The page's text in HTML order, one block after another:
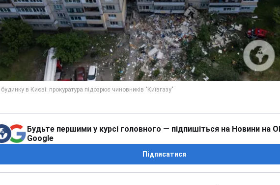
Будьте першими у курсі головного — підпишіться на Новини на
Google
Підписатися